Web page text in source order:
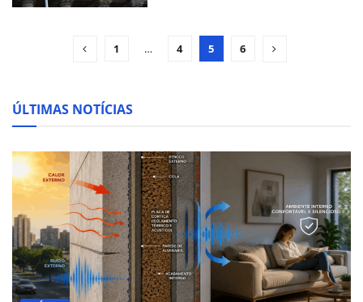
1 … 4 5 6
ÚLTIMAS NOTÍCIAS